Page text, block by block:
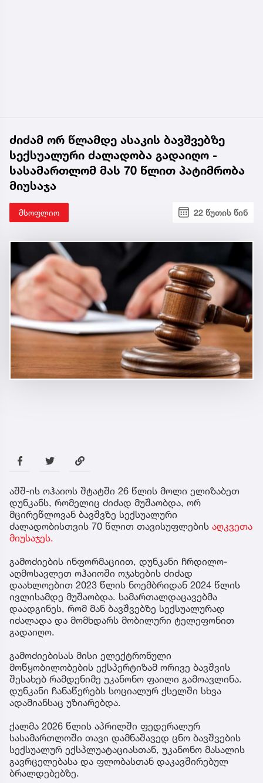
ძიძამ ორ წლამდე ასაკის ბავშვებზე
სექსუალური ძალადობა გადაიღო -
სასამართლომ მას 70 წლით პატიმრობა
მიუსაჯა
მსოფლიო 22 წუთის წინ
აშშ-ის ოჰაიოს შტატში 26 წლის მოლი ელიზაბეთ
დუნკანს, რომელიც ძიძად მუშაობდა, ორ
მცირეწლოვან ბავშვზე სექსუალური
ძალადობისთვის 70 წლით თავისუფლების აღკვეთა
მიუსაჯეს.
გამოძიების ინფორმაციით, დუნკანი ჩრდილო-
აღმოსავლეთ ოჰაიოში ოჯახების ძიძად
დაახლოებით 2023 წლის ნოემბრიდან 2024 წლის
ივლისამდე მუშაობდა. სამართალდაცავებმა
დაადგინეს, რომ მან ბავშვებზე სექსუალურად
იძალადა და მომხდარს მობილური ტელეფონით
გადაიღო.
გამოძიებისას მისი ელექტრონული
მოწყობილობების ექსპერტიზამ ორივე ბავშვის
შესახებ რამდენიმე უკანონო ფაილი გამოავლინა.
დუნკანი ჩანაწერებს სოციალურ ქსელში სხვა
ადამიანსაც უზიარებდა.
ქალმა 2026 წლის აპრილში ფედერალურ
სასამართლოში თავი დამნაშავედ ცნო ბავშვების
სექსუალურ ექსპლუატაციასთან, უკანონო მასალის
გავრცელებასა და ფლობასთან დაკავშირებულ
ბრალდებებზე.